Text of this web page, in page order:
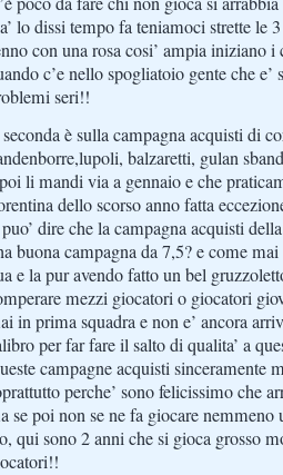
lo dissi tempo fa teniamoci strette le
con una rosa cosi’ ampia iniziano i
c’e nello spogliatoio gente che
seri!!
è sulla campagna acquisti di
balzaretti, gulan
li mandi via a gennaio e che
dello scorso anno fatta
dire che la campagna acquisti
buona campagna da 7,5? e come
e la pur avendo fatto un bel
mezzi giocatori o giocatori
in prima squadra e non e’ ancora
per far fare il salto di qualita’ a
campagne acquisti sinceramente
perche’ sono felicissimo che
se poi non se ne fa giocare nemmeno
qui sono 2 anni che si gioca grosso